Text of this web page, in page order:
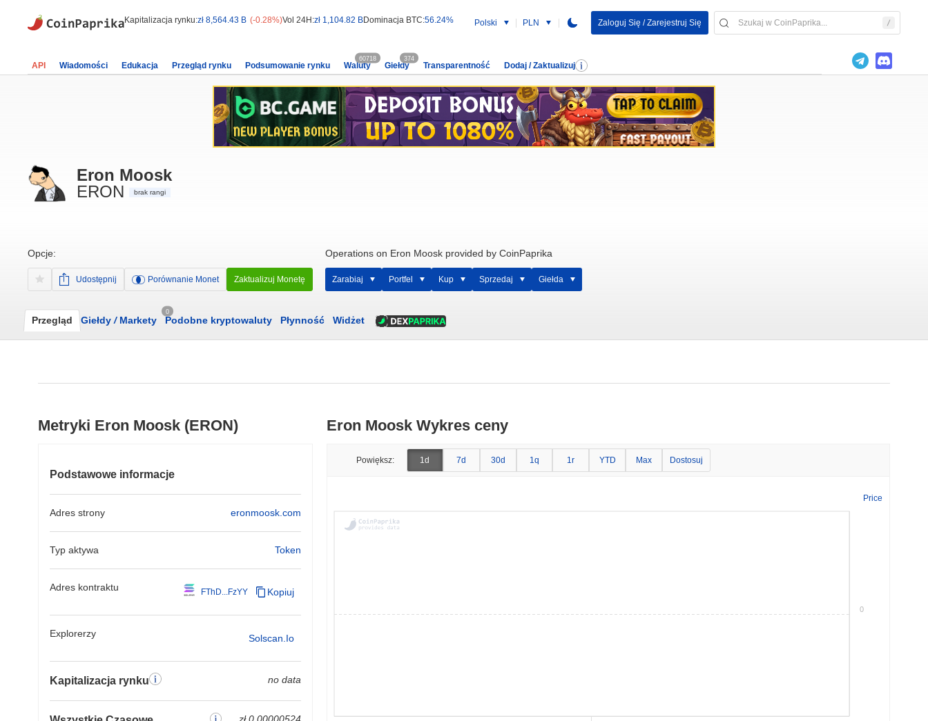
Kapitalizacja rynku:zł 8,564.43 B (-0.28%)Vol 24H:zł 1,104.82 BDominacja BTC:56.24% Polski PLN Zaloguj Się / Zarejestruj Się
API Wiadomości Edukacja Przegląd rynku Podsumowanie rynku Waluty
60718
Giełdy
374
Transparentność Dodaj / Zaktualizuj
Eron Moosk
ERON
brak rangi
Opcje:
Udostępnij Porównanie Monet Zaktualizuj Monetę
Operations on Eron Moosk provided by CoinPaprika
Zarabiaj Portfel Kup Sprzedaj Giełda
Przegląd Giełdy /Markety
0
Podobne kryptowaluty Płynność Widżet
Metryki Eron Moosk (ERON)
Podstawowe informacje
Adres strony eronmoosk.com
Typ aktywa Token
Adres kontraktu FThD...FzYY Kopiuj
Explorerzy Solscan.io
Kapitalizacja rynku no data
Eron Moosk Wykres ceny
Powiększ: 1d 7d 30d 1q 1r YTD Max Dostosuj
Price
0